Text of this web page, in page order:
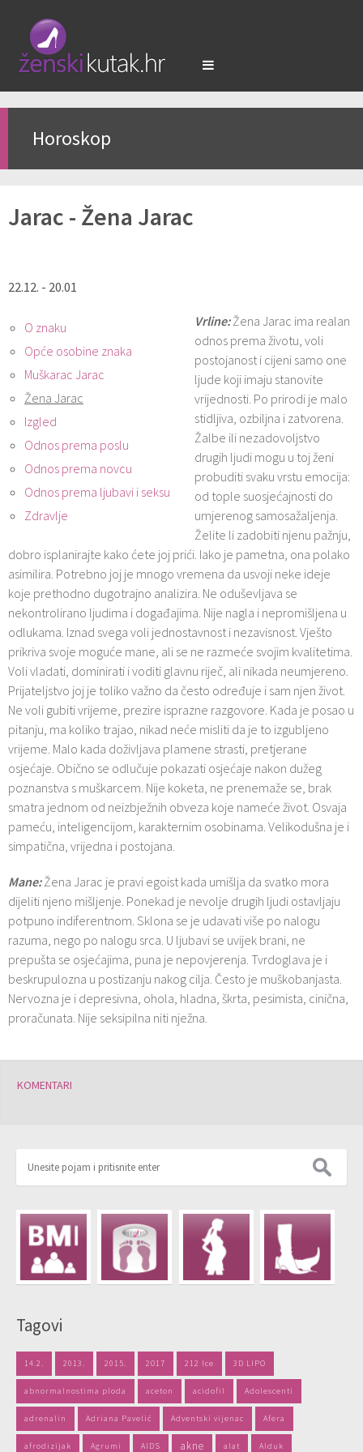
Horoskop
Jarac - Žena Jarac
22.12. - 20.01
O znaku
Opće osobine znaka
Muškarac Jarac
Žena Jarac
Izgled
Odnos prema poslu
Odnos prema novcu
Odnos prema ljubavi i seksu
Zdravlje
Vrline:Žena Jarac ima realan
odnos prema životu, voli
postojanost i cijeni samo one
ljude koji imaju stanovite
vrijednosti. Po prirodi je malo
stidljiva, ozbiljna i zatvorena.
Žalbe ili nezadovoljstvo
drugih ljudi mogu u toj ženi
probuditi svaku vrstu emocija:
od tople suosjećajnosti do
umjerenog samosažaljenja.
Želite li zadobiti njenu pažnju,
dobro isplanirajte kako ćete joj prići. Iako je pametna, ona polako
asimilira. Potrebno joj je mnogo vremena da usvoji neke ideje
koje prethodno dugotrajno analizira. Ne oduševljava se
nekontrolirano ljudima i događajima. Nije nagla i nepromišljena u
odlukama. Iznad svega voli jednostavnost i nezavisnost. Vješto
prikriva svoje moguće mane, ali se ne razmeće svojim kvalitetima.
Voli vladati, dominirati i voditi glavnu riječ, ali nikada neumjereno.
Prijateljstvo joj je toliko važno da često određuje i sam njen život.
Ne voli gubiti vrijeme, prezire isprazne razgovore. Kada je posao u
pitanju, ma koliko trajao, nikad neće misliti da je to izgubljeno
vrijeme. Malo kada doživljava plamene strasti, pretjerane
osjećaje. Obično se odlučuje pokazati osjećaje nakon dužeg
poznanstva s muškarcem. Nije koketa, ne prenemaže se, brak
smatra jednom od neizbježnih obveza koje nameće život. Osvaja
pameću, inteligencijom, karakternim osobinama. Velikodušna je i
simpatična, vrijedna i postojana.
Mane:Žena Jarac je pravi egoist kada umišlja da svatko mora
dijeliti njeno mišljenje. Ponekad je nevolje drugih ljudi ostavljaju
potpuno indiferentnom. Sklona se je udavati više po nalogu
razuma, nego po nalogu srca. U ljubavi se uvijek brani, ne
prepušta se osjećajima, puna je nepovjerenja. Tvrdoglava je i
beskrupulozna u postizanju nakog cilja. Često je muškobanjasta.
Nervozna je i depresivna, ohola, hladna, škrta, pesimista, cinična,
proračunata. Nije seksipilna niti nježna.
KOMENTARI
Tagovi
14.2. 2013. 2015. 2017 212 Ice 3D LIPO
abnormalnostima ploda aceton acidofil Adolescenti
adrenalin Adriana Pavelić Adventski vijenac Afera
afrodizijak Agrumi AIDS akne alat Alduk